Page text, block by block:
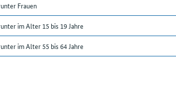
Frauen
im Alter 15 bis 19 Jahre
im Alter 55 bis 64 Jahre